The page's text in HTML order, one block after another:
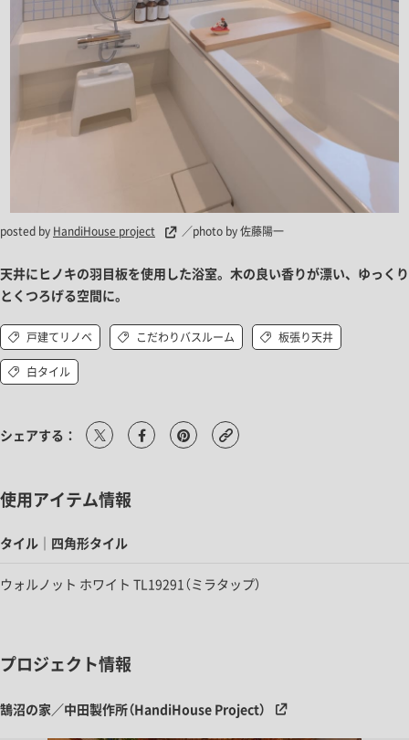
posted by HandiHouse project ／photo by 佐藤陽一
天井にヒノキの羽目板を使用した浴室。木の良い香りが漂い、ゆっくり
とくつろげる空間に。
戸建てリノベ こだわりバスルーム 板張り天井
白タイル
シェアする：
使用アイテム情報
タイル｜四角形タイル
ウォルノット ホワイト TL19291（ミラタップ）
プロジェクト情報
鵠沼の家／中田製作所（HandiHouse Project）